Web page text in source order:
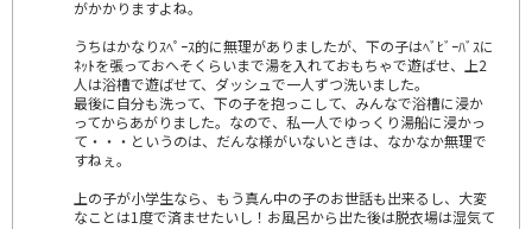
がかかりますよね。
うちはかなりｽﾍﾟｰｽ的に無理がありましたが、下の子はﾍﾞﾋﾞｰﾊﾞｽに
ﾈｯﾄを張っておへそくらいまで湯を入れておもちゃで遊ばせ、上2
人は浴槽で遊ばせて、ダッシュで一人ずつ洗いました。
最後に自分も洗って、下の子を抱っこして、みんなで浴槽に浸か
ってからあがりました。なので、私一人でゆっくり湯船に浸かっ
て・・・というのは、だんな様がいないときは、なかなか無理で
すねぇ。
上の子が小学生なら、もう真ん中の子のお世話も出来るし、大変
なことは1度で済ませたいし！お風呂から出た後は脱衣場は湿気て